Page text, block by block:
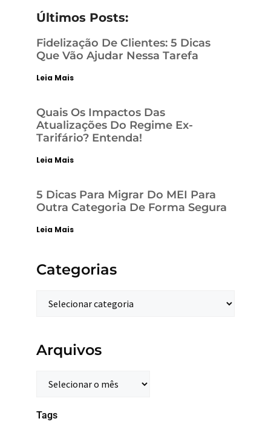
Últimos Posts:
Fidelização De Clientes: 5 Dicas
Que Vão Ajudar Nessa Tarefa
Leia Mais
Quais Os Impactos Das
Atualizações Do Regime Ex-
Tarifário? Entenda!
Leia Mais
5 Dicas Para Migrar Do MEI Para
Outra Categoria De Forma Segura
Leia Mais
Categorias
Arquivos
Tags